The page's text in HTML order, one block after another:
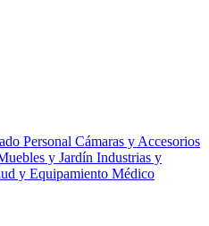
Personal Cámaras y Accesorios
y Jardín Industrias y
y Equipamiento Médico